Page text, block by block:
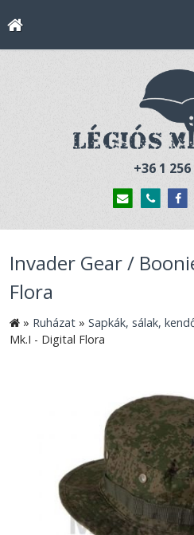
+36 1
Invader Gear /
Flora
» Ruházat » Sapkák, sálak,
Mk.I - Digital Flora